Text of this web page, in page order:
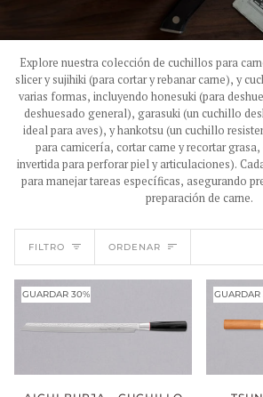
Explore nuestra colección de cuchillos para
slicer y sujihiki (para cortar y rebanar carne), y
varias formas, incluyendo honesuki (para
deshuesado general), garasuki (un cuchillo
ideal para aves), y hankotsu (un cuchillo
para carnicería, cortar carne y recortar
invertida para perforar piel y articulaciones).
para manejar tareas específicas, asegurando
preparación de carne.
FILTRO ORDENAR
ORDENAR
GUARDAR 30% GUARDAR